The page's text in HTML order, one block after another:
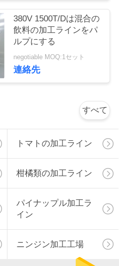
380V 1500T/Dは混合の
飲料の加工ラインをパ
ルプにする
negotiable MOQ:1セット
連絡先
すべて
トマトの加工ライン
柑橘類の加工ライン
パイナップル加工ラ
イン
ニンジン加工工場